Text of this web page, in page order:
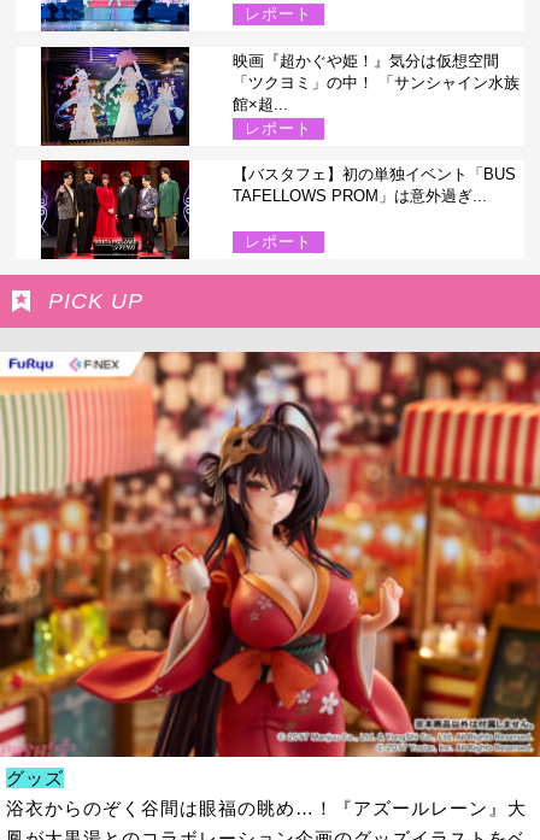
レポート
映画『超かぐや姫！』気分は仮想空間
「ツクヨミ」の中！ 「サンシャイン水族
館×超...
レポート
【バスタフェ】初の単独イベント「BUS
TAFELLOWS PROM」は意外過ぎ...
レポート
PICK UP
グッズ
浴衣からのぞく谷間は眼福の眺め…！『アズールレーン』大